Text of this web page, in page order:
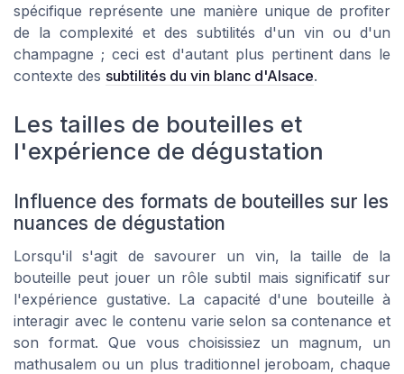
spécifique représente une manière unique de profiter
de la complexité et des subtilités d'un vin ou d'un
champagne ; ceci est d'autant plus pertinent dans le
contexte des subtilités du vin blanc d'Alsace.
Les tailles de bouteilles et
l'expérience de dégustation
Influence des formats de bouteilles sur les
nuances de dégustation
Lorsqu'il s'agit de savourer un vin, la taille de la
bouteille peut jouer un rôle subtil mais significatif sur
l'expérience gustative. La capacité d'une bouteille à
interagir avec le contenu varie selon sa contenance et
son format. Que vous choisissiez un magnum, un
mathusalem ou un plus traditionnel jeroboam, chaque